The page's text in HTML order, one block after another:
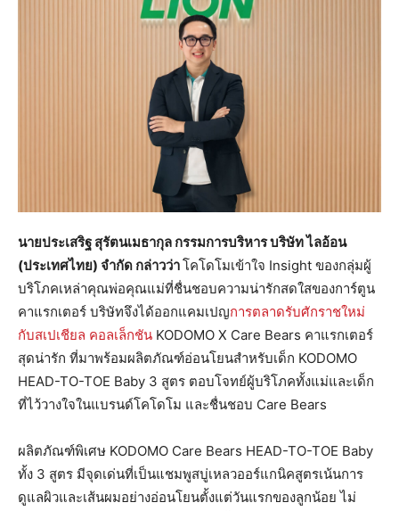
นายประเสริฐ สุรัตนเมธากุล กรรมการบริหาร บริษัท ไลอ้อน
(ประเทศไทย) จำกัด กล่าวว่าโคโดโมเข้าใจ Insight ของกลุ่มผู้
บริโภคเหล่าคุณพ่อคุณแม่ที่ชื่นชอบความน่ารักสดใสของการ์ตูน
คาแรกเตอร์ บริษัทจึงได้ออกแคมเปญการตลาดรับศักราชใหม่
กับสเปเชียล คอลเล็กชัน KODOMO X Care Bears คาแรกเตอร์
สุดน่ารัก ที่มาพร้อมผลิตภัณฑ์อ่อนโยนสำหรับเด็ก KODOMO
HEAD-TO-TOE Baby 3 สูตร ตอบโจทย์ผู้บริโภคทั้งแม่และเด็ก
ที่ไว้วางใจในแบรนด์โคโดโม และชื่นชอบ Care Bears
ผลิตภัณฑ์พิเศษ KODOMO Care Bears HEAD-TO-TOE Baby
ทั้ง 3 สูตร มีจุดเด่นที่เป็นแชมพูสบู่เหลวออร์แกนิคสูตรเน้นการ
ดูแลผิวและเส้นผมอย่างอ่อนโยนตั้งแต่วันแรกของลูกน้อย ไม่